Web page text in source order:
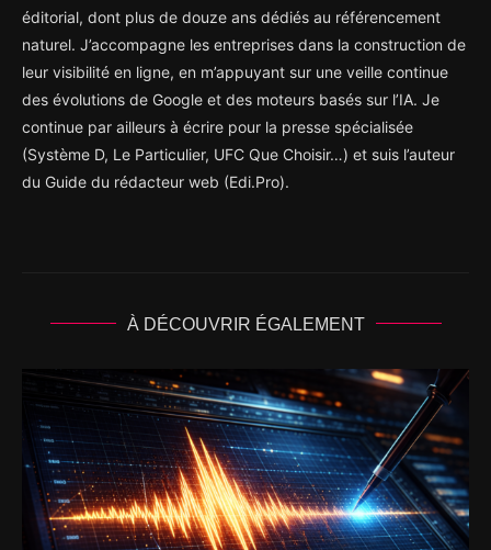
éditorial, dont plus de douze ans dédiés au référencement
naturel. J’accompagne les entreprises dans la construction de
leur visibilité en ligne, en m’appuyant sur une veille continue
des évolutions de Google et des moteurs basés sur l’IA. Je
continue par ailleurs à écrire pour la presse spécialisée
(Système D, Le Particulier, UFC Que Choisir…) et suis l’auteur
du Guide du rédacteur web (Edi.Pro).
À DÉCOUVRIR ÉGALEMENT